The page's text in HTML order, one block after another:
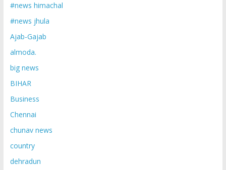
#news himachal
#news jhula
Ajab-Gajab
almoda.
big news
BIHAR
Business
Chennai
chunav news
country
dehradun